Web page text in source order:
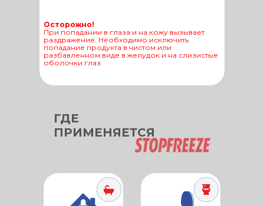
Осторожно!
При попадании в глаза и на кожу вызывает
раздражение. Необходимо исключить
попадание продукта в чистом или
разбавленном виде в желудок и на слизистые
оболочки глаз.
ГДЕ
ПРИМЕНЯЕТСЯ